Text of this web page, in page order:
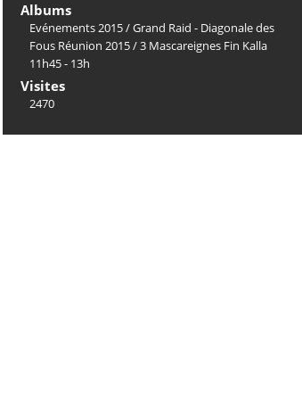
Albums
Evénements 2015/Grand Raid - Diagonale des
Fous Réunion 2015/3 Mascareignes Fin Kalla
11h45 - 13h
Visites
2470